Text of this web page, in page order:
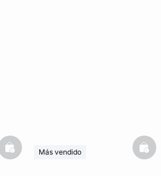
basketfullMás vendido